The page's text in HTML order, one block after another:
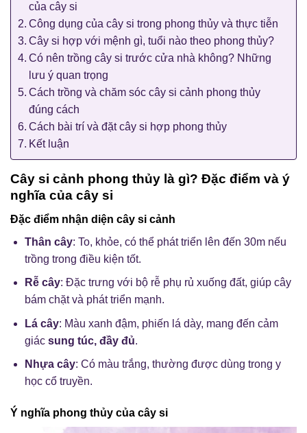
của cây si
Công dụng của cây si trong phong thủy và thực tiễn
Cây si hợp với mệnh gì, tuổi nào theo phong thủy?
Có nên trồng cây si trước cửa nhà không? Những
lưu ý quan trọng
Cách trồng và chăm sóc cây si cảnh phong thủy
đúng cách
Cách bài trí và đặt cây si hợp phong thủy
Kết luận
Cây si cảnh phong thủy là gì? Đặc điểm và ý
nghĩa của cây si
Đặc điểm nhận diện cây si cảnh
Thân cây: To, khỏe, có thể phát triển lên đến 30m nếu
trồng trong điều kiện tốt.
Rễ cây: Đặc trưng với bộ rễ phụ rủ xuống đất, giúp cây
bám chặt và phát triển mạnh.
Lá cây: Màu xanh đậm, phiến lá dày, mang đến cảm
giác sung túc, đầy đủ.
Nhựa cây: Có màu trắng, thường được dùng trong y
học cổ truyền.
Ý nghĩa phong thủy của cây si